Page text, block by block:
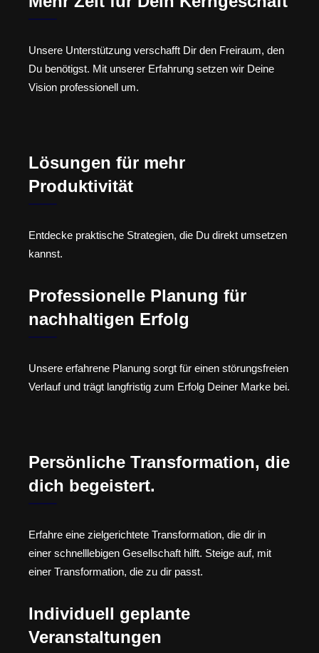
Unsere Unterstützung verschafft Dir den Freiraum, den
Du benötigst. Mit unserer Erfahrung setzen wir Deine
Vision professionell um.
Lösungen für mehr
Produktivität
Entdecke praktische Strategien, die Du direkt umsetzen
kannst.
Professionelle Planung für
nachhaltigen Erfolg
Unsere erfahrene Planung sorgt für einen störungsfreien
Verlauf und trägt langfristig zum Erfolg Deiner Marke bei.
Persönliche Transformation, die
dich begeistert.
Erfahre eine zielgerichtete Transformation, die dir in
einer schnelllebigen Gesellschaft hilft. Steige auf, mit
einer Transformation, die zu dir passt.
Individuell geplante
Veranstaltungen